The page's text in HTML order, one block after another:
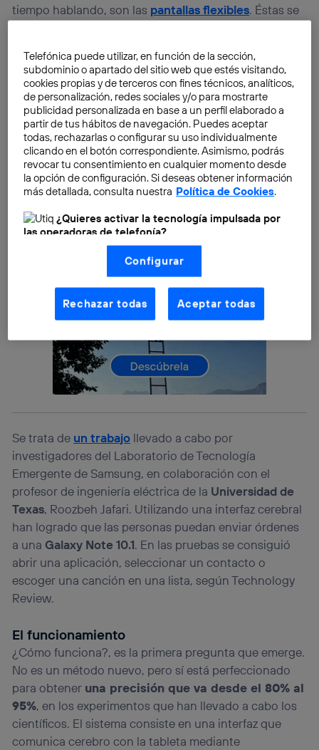
tiempo hablando, son las pantallas flexibles. Éstas se
en el último CES. Sin embargo, no se sabe cuándo
estarán listas comercialmente. Algo parecido ocurre
con otros desarrollos. En este caso nos centramos en
uno que tiene especial interés por la repercusión que
puede generar.
Se trata de un trabajo llevado a cabo por
investigadores del Laboratorio de Tecnología
Emergente de Samsung, en colaboración con el
profesor de ingeniería eléctrica de la Universidad de
Texas, Roozbeh Jafari. Utilizando una interfaz cerebral
han logrado que las personas puedan enviar órdenes
a una Galaxy Note 10.1. En las pruebas se consiguió
abrir una aplicación, seleccionar un contacto o
escoger una canción en una lista, según Technology
Review.
El funcionamiento
¿Cómo funciona?, es la primera pregunta que emerge.
No es un método nuevo, pero sí está perfeccionado
para obtener una precisión que va desde el 80% al
95%, en los experimentos que han llevado a cabo los
científicos. El sistema consiste en una interfaz que
comunica cerebro con la tableta mediante
Telefónica puede utilizar, en función de la sección,
subdominio o apartado del sitio web que estés visitando,
cookies propias y de terceros con fines técnicos, analíticos,
de personalización, redes sociales y/o para mostrarte
publicidad personalizada en base a un perfil elaborado a
partir de tus hábitos de navegación. Puedes aceptar
todas, rechazarlas o configurar su uso individualmente
clicando en el botón correspondiente. Asimismo, podrás
revocar tu consentimiento en cualquier momento desde
la opción de configuración. Si deseas obtener información
más detallada, consulta nuestra Política de Cookies.
¿Quieres activar la tecnología impulsada por
las operadoras de telefonía?
Nosotros, Telefónica S.A., utilizamos la tecnología Utiq para
realizar nuestras acciones de marketing digital o análisis
(como se describe en este aviso de consentimiento)
basadas en tu navegación en nuestra(s) web(s)
aquí (solo cuando utilizas una conexión a
internet habilitada , proporcionada por una de las
operadoras de telefonía participantes, y otorgas tu
La tecnología Utiq está diseñada con la privacidad como
prioridad ofreciéndote elección y control.
La tecnología utiliza un identificador cifrado creado por tu
información de la cuenta de cliente de
(p. ej., número de teléfono móvil).
Este identificador se asigna a la conexión de internet, por
lo que cualquier persona que conecte su dispositivo y
consienta el uso de la tecnología recibirá el mismo
identificador. Típicamente:
(p. ej., Wi-Fi),
el marketing o análisis se realizará en función de las
actividades de navegación de los miembros del hogar
que hayan dado su consentimiento.
Si utilizas datos móviles, el marketing será más
navegación del usuario del móvil.
“Administrar Utiq” en la parte inferior de esta página web o
visitando el portal de privacidad de Utiq
(“consenthub”) . Para más información, consulta
política de privacidad de Utiq
Configurar
Rechazar todas Aceptar todas